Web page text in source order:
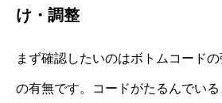
け・調整
まず確認したいのはボトムコード
の有無です。コードがたるんでい